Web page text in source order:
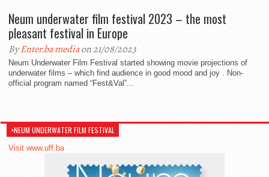
Neum underwater film festival 2023 – the most
pleasant festival in Europe
ByEnter.ba mediaon 21/08/2023
Neum Underwater Film Festival started showing movie projections of
underwater films – which find audience in good mood and joy . Non-
official program named “Fest&Val”...
>NEUM UNDERWATER FILM FESTIVAL
Visit www.uff.ba